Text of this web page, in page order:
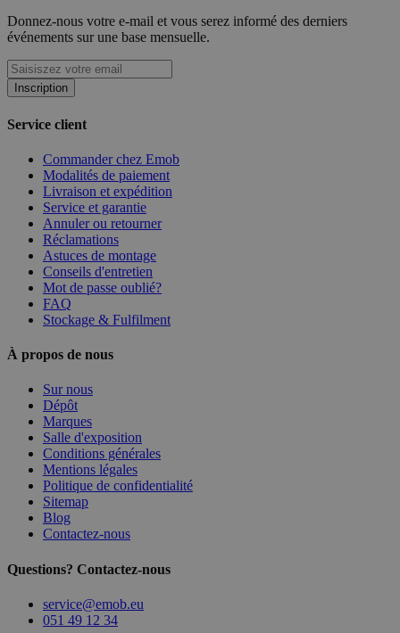
Donnez-nous votre e-mail et vous serez informé des derniers
événements sur une base mensuelle.
Inscription
Service client
Commander chez Emob
Modalités de paiement
Livraison et expédition
Service et garantie
Annuler ou retourner
Réclamations
Astuces de montage
Conseils d'entretien
Mot de passe oublié?
FAQ
Stockage & Fulfilment
À propos de nous
Sur nous
Dépôt
Marques
Salle d'exposition
Conditions générales
Mentions légales
Politique de confidentialité
Sitemap
Blog
Contactez-nous
Questions? Contactez-nous
service@emob.eu
051 49 12 34